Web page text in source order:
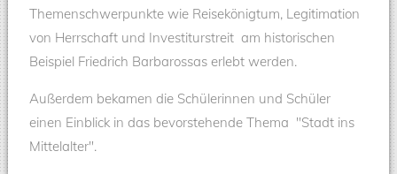
Themenschwerpunkte wie Reisekönigtum, Legitimation
von Herrschaft und Investiturstreit am historischen
Beispiel Friedrich Barbarossas erlebt werden.
Außerdem bekamen die Schülerinnen und Schüler
einen Einblick in das bevorstehende Thema "Stadt ins
Mittelalter".